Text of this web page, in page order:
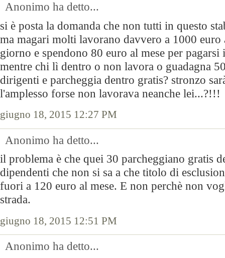
Anonimo ha detto...
si è posta la domanda che non tutti in questo
ma magari molti lavorano davvero a 1000 euro
giorno e spendono 80 euro al mese per
mentre chi lì dentro o non lavora o guadagna
dirigenti e parcheggia dentro gratis? stronzo
l'amplesso forse non lavorava neanche lei...?!!!
giugno 18, 2015 12:27 PM
Anonimo ha detto...
il problema è che quei 30 parcheggiano gratis
dipendenti che non si sa a che titolo di
fuori a 120 euro al mese. E non perchè non
strada.
giugno 18, 2015 12:51 PM
Anonimo ha detto...